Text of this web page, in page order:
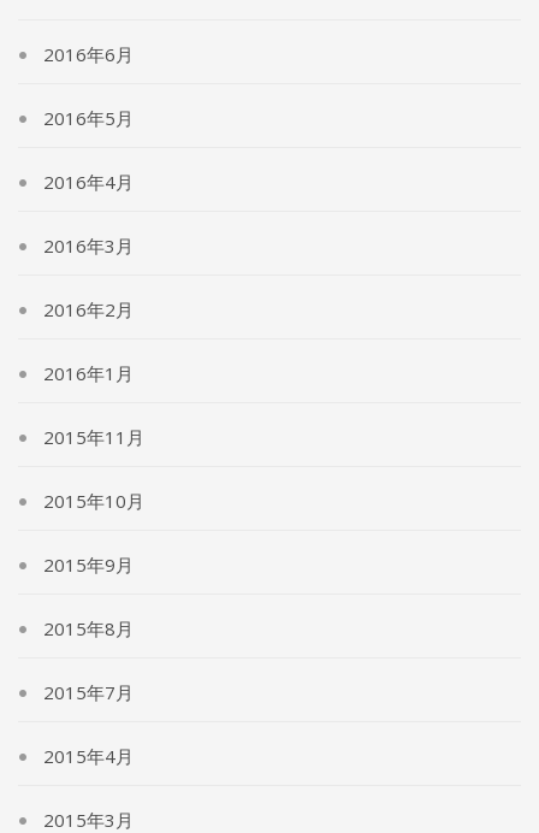
2016年6月
2016年5月
2016年4月
2016年3月
2016年2月
2016年1月
2015年11月
2015年10月
2015年9月
2015年8月
2015年7月
2015年4月
2015年3月